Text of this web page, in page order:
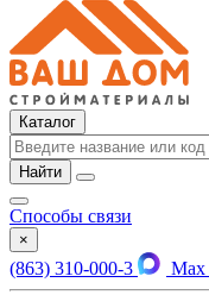
Каталог
Найти
Способы связи
×
(863) 310-000-3 Max